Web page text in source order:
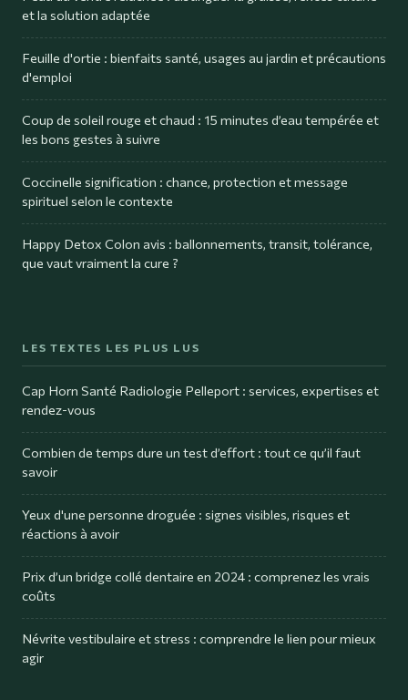
et la solution adaptée
Feuille d'ortie : bienfaits santé, usages au jardin et précautions
d'emploi
Coup de soleil rouge et chaud : 15 minutes d’eau tempérée et
les bons gestes à suivre
Coccinelle signification : chance, protection et message
spirituel selon le contexte
Happy Detox Colon avis : ballonnements, transit, tolérance,
que vaut vraiment la cure ?
LES TEXTES LES PLUS LUS
Cap Horn Santé Radiologie Pelleport : services, expertises et
rendez-vous
Combien de temps dure un test d’effort : tout ce qu’il faut
savoir
Yeux d'une personne droguée : signes visibles, risques et
réactions à avoir
Prix d’un bridge collé dentaire en 2024 : comprenez les vrais
coûts
Névrite vestibulaire et stress : comprendre le lien pour mieux
agir